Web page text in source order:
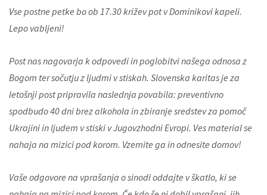
Vse postne petke bo ob 17.30 križev pot v Dominikovi kapeli.
Lepo vabljeni!
Post nas nagovarja k odpovedi in poglobitvi našega odnosa z
Bogom ter sočutju z ljudmi v stiskah. Slovenska karitas je za
letošnji post pripravila naslednja povabila: preventivno
spodbudo 40 dni brez alkohola in zbiranje sredstev za pomoč
Ukrajini in ljudem v stiski v Jugovzhodni Evropi. Ves material se
nahaja na mizici pod korom. Vzemite ga in odnesite domov!
Vaše odgovore na vprašanja o sinodi oddajte v škatlo, ki se